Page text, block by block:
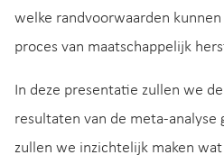
welke randvoorwaarden
proces van maatschappelijk
In deze presentatie zullen we
resultaten van de meta-analyse
zullen we inzichtelijk maken